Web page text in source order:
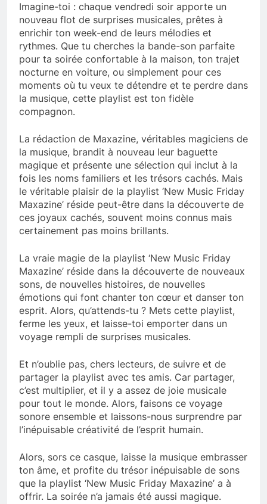
Imagine-toi : chaque vendredi soir apporte un
nouveau flot de surprises musicales, prêtes à
enrichir ton week-end de leurs mélodies et
rythmes. Que tu cherches la bande-son parfaite
pour ta soirée confortable à la maison, ton trajet
nocturne en voiture, ou simplement pour ces
moments où tu veux te détendre et te perdre dans
la musique, cette playlist est ton fidèle
compagnon.
La rédaction de Maxazine, véritables magiciens de
la musique, brandit à nouveau leur baguette
magique et présente une sélection qui inclut à la
fois les noms familiers et les trésors cachés. Mais
le véritable plaisir de la playlist ‘New Music Friday
Maxazine’ réside peut-être dans la découverte de
ces joyaux cachés, souvent moins connus mais
certainement pas moins brillants.
La vraie magie de la playlist ‘New Music Friday
Maxazine’ réside dans la découverte de nouveaux
sons, de nouvelles histoires, de nouvelles
émotions qui font chanter ton cœur et danser ton
esprit. Alors, qu’attends-tu ? Mets cette playlist,
ferme les yeux, et laisse-toi emporter dans un
voyage rempli de surprises musicales.
Et n’oublie pas, chers lecteurs, de suivre et de
partager la playlist avec tes amis. Car partager,
c’est multiplier, et il y a assez de joie musicale
pour tout le monde. Alors, faisons ce voyage
sonore ensemble et laissons-nous surprendre par
l’inépuisable créativité de l’esprit humain.
Alors, sors ce casque, laisse la musique embrasser
ton âme, et profite du trésor inépuisable de sons
que la playlist ‘New Music Friday Maxazine’ a à
offrir. La soirée n’a jamais été aussi magique.